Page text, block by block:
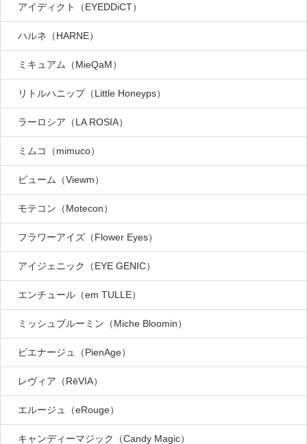
アイディクト（EYEDDiCT）
ハルネ（HARNE）
ミキュアム（MieQaM）
リトルハニップ（Little Honeyps）
ラーロシア（LA ROSIA）
ミムコ（mimuco）
ビューム（Viewm）
モテコン（Motecon）
フラワーアイズ（Flower Eyes）
アイジェニック（EYE GENIC）
エンチュール（em TULLE）
ミッシュブルーミン（Miche Bloomin）
ピエナージュ（PienAge）
レヴィア（RēVIA）
エルージュ（eRouge）
キャンディーマジック（Candy Magic）